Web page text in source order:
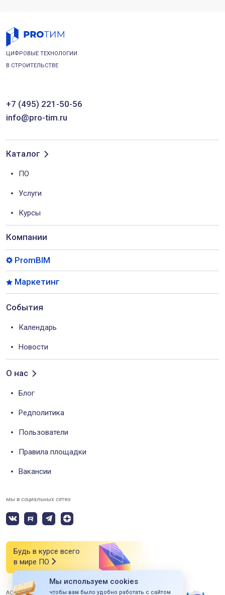
ЦИФРОВЫЕ ТЕХНОЛОГИИ
В СТРОИТЕЛЬСТВЕ
+7 (495) 221-50-56
info@pro-tim.ru
Каталог
ПО
Услуги
Курсы
Компании
PromBIM
Маркетинг
События
Календарь
Новости
О нас
Блог
Редполитика
Пользователи
Правила площадки
Вакансии
мы в социальных сетях
Будь в курсе всего
в мире ПО
АО «СИЭСДИ» 2026 Все права защищены
Мы используем cookies
чтобы вам было удобно работать с сайтом